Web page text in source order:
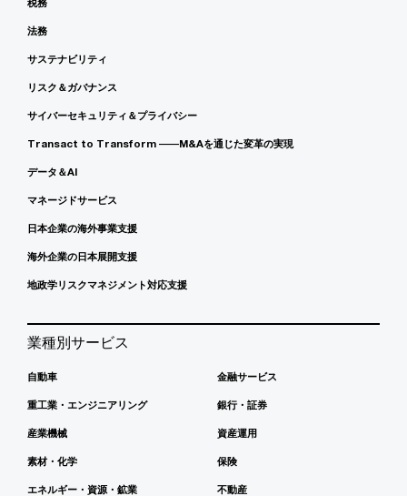
税務
法務
サステナビリティ
リスク＆ガバナンス
サイバーセキュリティ＆プライバシー
Transact to Transform ――M&Aを通じた変革の実現
データ＆AI
マネージドサービス
日本企業の海外事業支援
海外企業の日本展開支援
地政学リスクマネジメント対応支援
業種別サービス
自動車
重工業・エンジニアリング
産業機械
素材・化学
エネルギー・資源・鉱業
金融サービス
銀行・証券
資産運用
保険
不動産